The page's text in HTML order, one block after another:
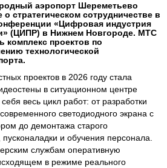
аэропорт Шереметьево
стратегическом сотрудничестве в
«Цифровая индустрия
(ЦИПР) в Нижнем Новгороде. МТС
комплекс проектов по
технологической
проектов в 2026 году стала
в ситуационном центре
весь цикл работ: от разработки
светодиодного экрана с
до демонтажа старого
и обучения персонала.
службам оперативную
в режиме реального